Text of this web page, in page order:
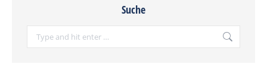
Suche